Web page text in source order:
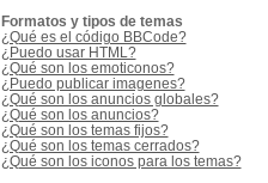
Formatos y tipos de temas
¿Qué es el código BBCode?
¿Puedo usar HTML?
¿Qué son los emoticonos?
¿Puedo publicar imagenes?
¿Qué son los anuncios globales?
¿Qué son los anuncios?
¿Qué son los temas fijos?
¿Qué son los temas cerrados?
¿Qué son los iconos para los temas?